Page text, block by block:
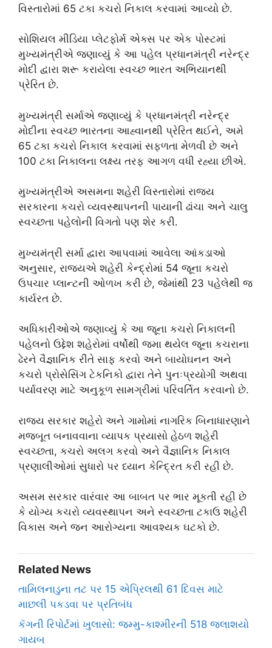
વિસ્તારોમાં 65 ટકા કચરો નિકાલ કરવામાં આવ્યો છે.
સોશિયલ મીડિયા પ્લેટફોર્મ એક્સ પર એક પોસ્ટમાં
મુખ્યમંત્રીએ જણાવ્યું કે આ પહેલ પ્રધાનમંત્રી નરેન્દ્ર
મોદી દ્વારા શરૂ કરાયેલા સ્વચ્છ ભારત અભિયાનથી
પ્રેરિત છે.
મુખ્યમંત્રી સર્માએ જણાવ્યું કે પ્રધાનમંત્રી નરેન્દ્ર
મોદીના સ્વચ્છ ભારતના આહ્વાનથી પ્રેરિત થઈને, અમે
65 ટકા કચરો નિકાલ કરવામાં સફળતા મેળવી છે અને
100 ટકા નિકાલના લક્ષ્ય તરફ આગળ વધી રહ્યા છીએ.
મુખ્યમંત્રીએ અસમના શહેરી વિસ્તારોમાં રાજ્ય
સરકારના કચરો વ્યવસ્થાપનની પાયાની ઢાંચા અને ચાલુ
સ્વચ્છતા પહેલોની વિગતો પણ શેર કરી.
મુખ્યમંત્રી સર્મા દ્વારા આપવામાં આવેલા આંકડાઓ
અનુસાર, રાજ્યએ શહેરી કેન્દ્રોમાં 54 જૂના કચરો
ઉપચાર પ્લાન્ટની ઓળખ કરી છે, જેમાંથી 23 પહેલેથી જ
કાર્યરત છે.
અધિકારીઓએ જણાવ્યું કે આ જૂના કચરો નિકાલની
પહેલનો ઉદ્દેશ શહેરોમાં વર્ષોથી જમા થયેલ જૂના કચરાના
ઢેરને વૈજ્ઞાનિક રીતે સાફ કરવો અને બાયોઘનન અને
કચરો પ્રોસેસિંગ ટેકનિકો દ્વારા તેને પુનઃપ્રયોગી અથવા
પર્યાવરણ માટે અનુકૂળ સામગ્રીમાં પરિવર્તિત કરવાનો છે.
રાજ્ય સરકાર શહેરો અને ગામોમાં નાગરિક બિનાધારણાને
મજબૂત બનાવવાના વ્યાપક પ્રયાસો હેઠળ શહેરી
સ્વચ્છતા, કચરો અલગ કરવો અને વૈજ્ઞાનિક નિકાલ
પ્રણાલીઓમાં સુધારો પર ધ્યાન કેન્દ્રિત કરી રહી છે.
અસમ સરકાર વારંવાર આ બાબત પર ભાર મૂકતી રહી છે
કે યોગ્ય કચરો વ્યવસ્થાપન અને સ્વચ્છતા ટકાઉ શહેરી
વિકાસ અને જન આરોગ્યના આવશ્યક ઘટકો છે.
Related News
તામિલનાડુના તટ પર 15 એપ્રિલથી 61 દિવસ માટે
માછલી પકડવા પર પ્રતિબંધ
કૅગની રિપોર્ટમાં ખુલાસો: જમ્મુ-કાશ્મીરની 518 જલાશયો
ગાયબ